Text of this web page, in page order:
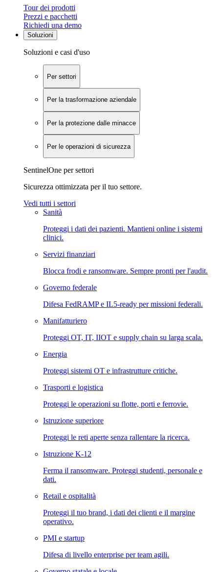
Tour dei prodotti
Prezzi e pacchetti
Richiedi una demo
Soluzioni
Soluzioni e casi d'uso
Per settori
Per la trasformazione aziendale
Per la protezione dalle minacce
Per le operazioni di sicurezza
SentinelOne per settori
Sicurezza ottimizzata per il tuo settore.
Vedi tutti i settori
Sanità
Proteggi i dati dei pazienti. Mantieni online i sistemi
clinici.
Servizi finanziari
Blocca frodi e ransomware. Sempre pronti per l'audit.
Governo federale
Difesa FedRAMP e IL5-ready per missioni federali.
Manifatturiero
Proteggi OT, IT, IIOT e supply chain su larga scala.
Energia
Proteggi sistemi OT e infrastrutture critiche.
Trasporti e logistica
Proteggi le operazioni su flotte, porti e ferrovie.
Istruzione superiore
Proteggi le reti aperte senza rallentare la ricerca.
Istruzione K-12
Ferma il ransomware. Proteggi studenti, personale e
dati.
Retail e ospitalità
Proteggi il tuo brand, i dati dei clienti e il margine
operativo.
PMI e startup
Difesa di livello enterprise per team agili.